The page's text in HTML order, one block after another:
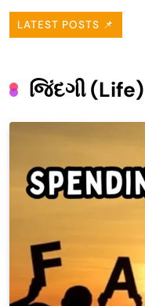
LATEST POSTS 📌
જિંદગી (Life)